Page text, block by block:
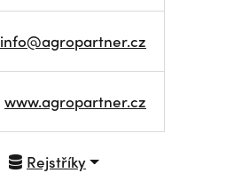
info@agropartner.cz
www.agropartner.cz
Rejstříky